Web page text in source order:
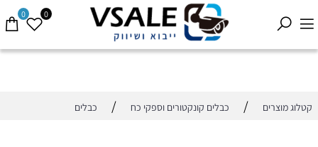
0 0
קטלוג מוצרים / כבלים קונקטורים וספקי כח / כבלים